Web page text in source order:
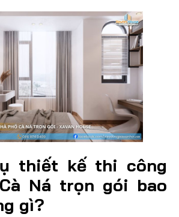
thiết kế thi công
Ná trọn gói bao
gì?